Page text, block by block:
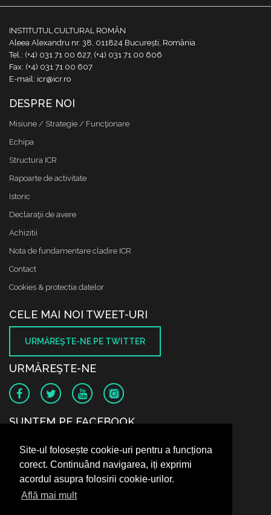
Site-ul folosește cookie-uri pentru a funcționa
corect. Continuând navigarea, iți exprimi
acordul asupra folosirii cookie-urilor.
Află mai mult
INSTITUTUL CULTURAL ROMÂN
Aleea Alexandru nr. 38, 011824 București, România
Tel.: (+4) 031 71 00 627, (+4) 031 71 00 606
Fax: (+4) 031 71 00 607
E-mail: icr@icr.ro
DESPRE NOI
Misiune / Strategie / Funcţionare
Echipa
Structura ICR
Rapoarte de activitate
Istoric
Declaraţii de avere
Achizitii
Nota de fundamentare cladire ICR
Contact
Cookies & protectia datelor
CELE MAI NOI TWEET-URI
URMĂREŞTE-NE PE TWITTER
URMĂREŞTE-NE
SUNTEM PE FACEBOOK